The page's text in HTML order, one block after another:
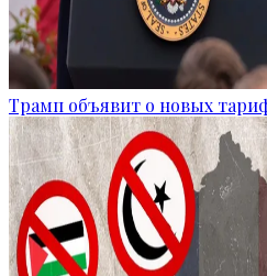
Трамп объявит о новых